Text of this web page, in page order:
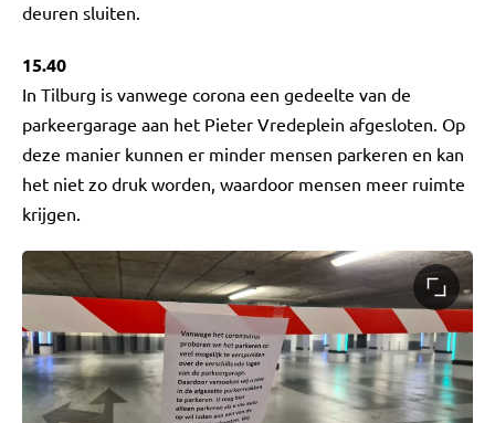
deuren sluiten.
15.40
In Tilburg is vanwege corona een gedeelte van de
parkeergarage aan het Pieter Vredeplein afgesloten. Op
deze manier kunnen er minder mensen parkeren en kan
het niet zo druk worden, waardoor mensen meer ruimte
krijgen.